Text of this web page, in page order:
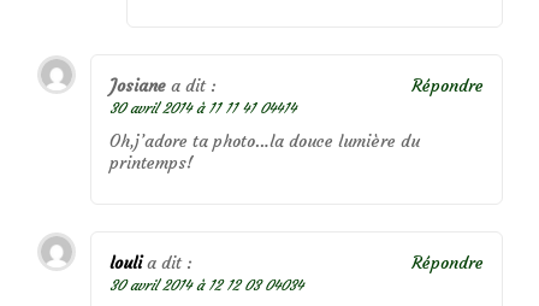
Josiane a dit :
30 avril 2014 à 11 11 41 04414
Oh,j’adore ta photo…la douce lumière du
printemps!
Répondre
louli a dit :
30 avril 2014 à 12 12 03 04034
Répondre